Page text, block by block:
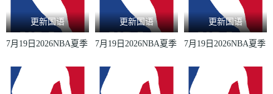
更新国语
7月19日2026NBA夏季
更新国语
7月19日2026NBA夏季
更新国语
7月19日2026NBA夏季